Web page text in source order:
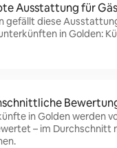
Ausstattung für
gefällt diese
in Golden:
in Golden werden
– im Durchschnitt